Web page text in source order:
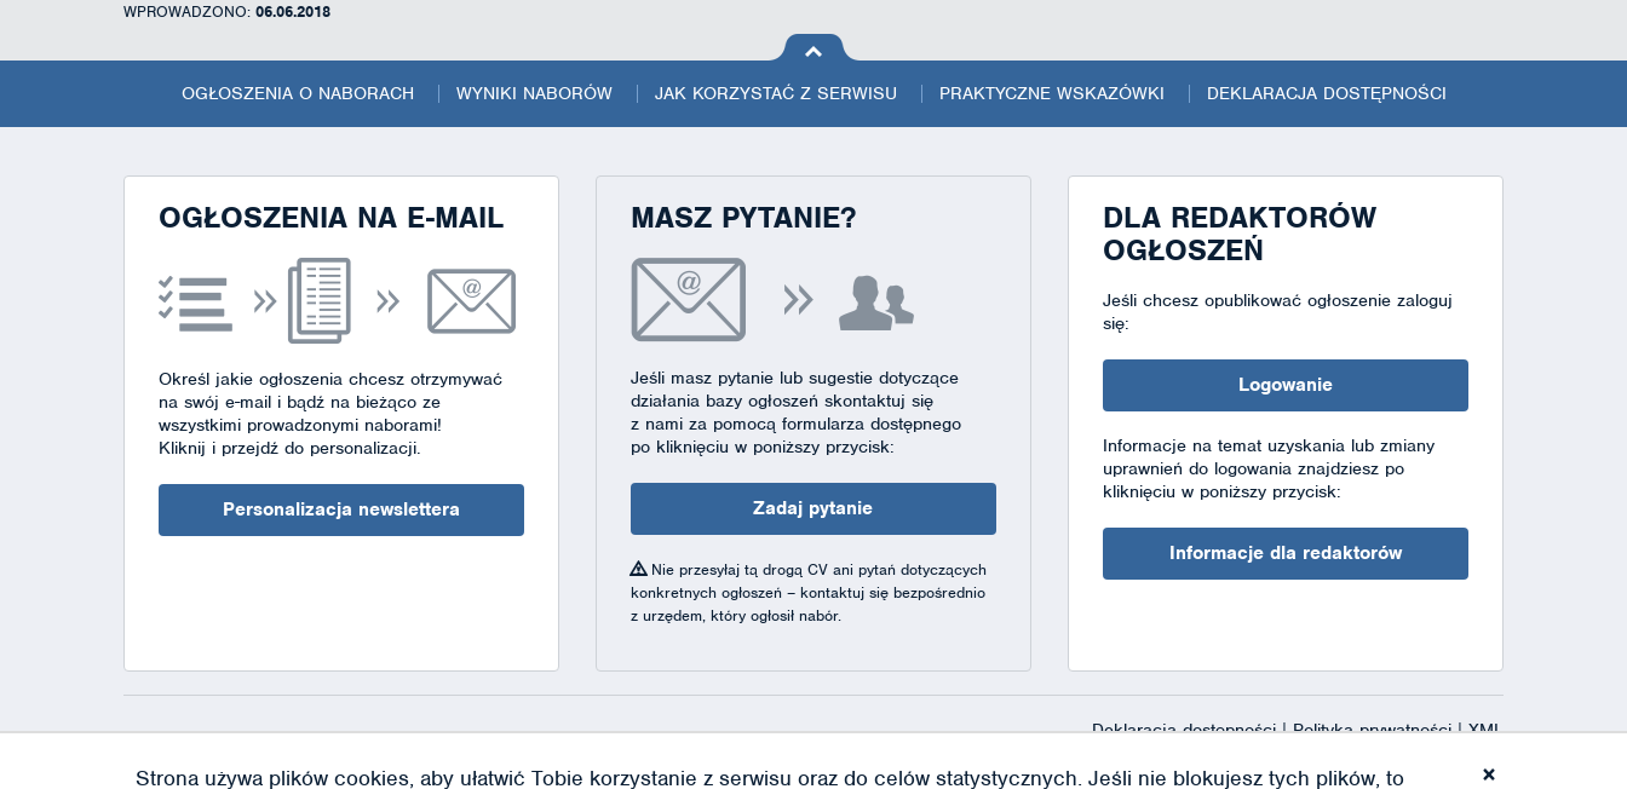
WPROWADZONO: 06.06.2018
na górę
strony
OGŁOSZENIA O NABORACH WYNIKI NABORÓW JAK KORZYSTAĆ Z SERWISU PRAKTYCZNE WSKAZÓWKI DEKLARACJA DOSTĘPNOŚCI
OGŁOSZENIA NA E-MAIL
Określ jakie ogłoszenia chcesz otrzymywać
na swój e-mail i bądź na bieżąco ze
wszystkimi prowadzonymi naborami!
Kliknij i przejdź do personalizacji.
Personalizacja newslettera
MASZ PYTANIE?
Jeśli masz pytanie lub sugestie dotyczące
działania bazy ogłoszeń skontaktuj się
z nami za pomocą formularza dostępnego
po kliknięciu w poniższy przycisk:
Zadaj pytanie
Nie przesyłaj tą drogą CV ani pytań dotyczących
konkretnych ogłoszeń – kontaktuj się bezpośrednio
z urzędem, który ogłosił nabór.
DLA REDAKTORÓW
OGŁOSZEŃ
Jeśli chcesz opublikować ogłoszenie zaloguj
się:
Logowanie
Informacje na temat uzyskania lub zmiany
uprawnień do logowania znajdziesz po
kliknięciu w poniższy przycisk:
Informacje dla redaktorów
Deklaracja dostępności|Polityka prywatności|XML
Strona używa plików cookies, aby ułatwić Tobie korzystanie z serwisu oraz do celów statystycznych. Jeśli nie blokujesz tych plików, to ×